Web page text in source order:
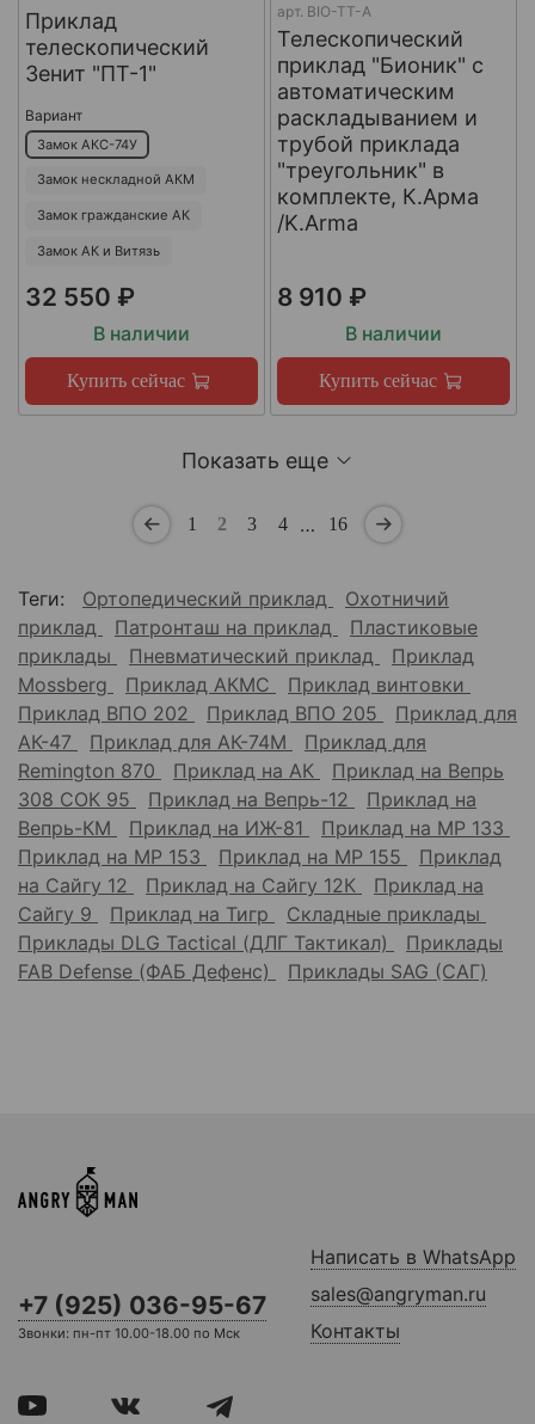
Приклад
телескопический
Зенит "ПТ-1"
Вариант
Замок АКС-74У
Замок нескладной АКМ
Замок гражданские АК
Замок АК и Витязь
32 550 ₽
В наличии
Купить сейчас
арт. BIO-TT-A
Телескопический
приклад "Бионик" с
автоматическим
раскладыванием и
трубой приклада
"треугольник" в
комплекте, К.Арма
/K.Arma
8 910 ₽
В наличии
Купить сейчас
Показать еще
1 2 3 4 … 16
Теги: Ортопедический приклад
Охотничий
приклад
Патронташ на приклад
Пластиковые
приклады
Пневматический приклад
Приклад
Mossberg
Приклад АКМС
Приклад винтовки
Приклад ВПО 202
Приклад ВПО 205
Приклад для
АК-47
Приклад для АК-74М
Приклад для
Remington 870
Приклад на АК
Приклад на Вепрь
308 СОК 95
Приклад на Вепрь-12
Приклад на
Вепрь-КМ
Приклад на ИЖ-81
Приклад на МР 133
Приклад на МР 153
Приклад на МР 155
Приклад
на Сайгу 12
Приклад на Сайгу 12К
Приклад на
Сайгу 9
Приклад на Тигр
Складные приклады
Приклады DLG Tactical (ДЛГ Тактикал)
Приклады
FAB Defense (ФАБ Дефенс)
Приклады SAG (САГ)
+7 (925) 036-95-67
Звонки: пн-пт 10.00-18.00 по Мск
Написать в WhatsApp
sales@angryman.ru
Контакты